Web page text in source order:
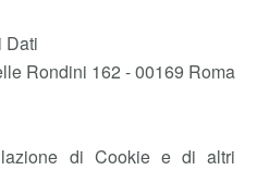
Dati
Rondini 162 - 00169 Roma
di Cookie e di altri